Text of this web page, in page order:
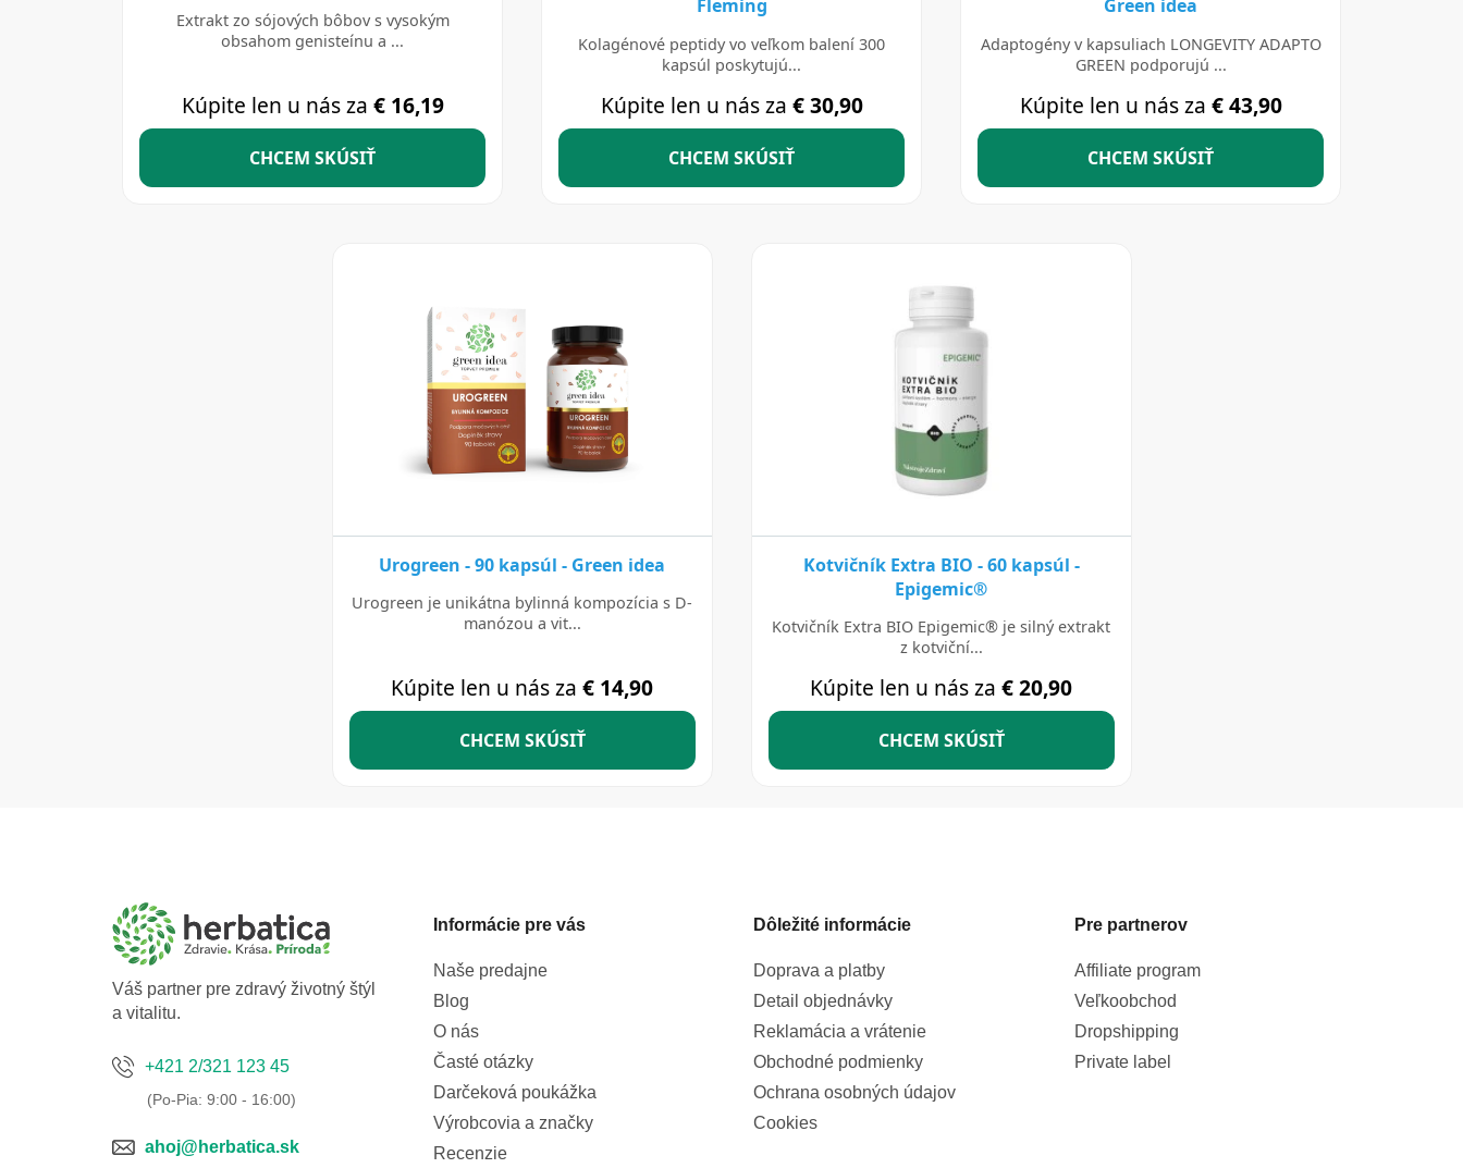
Váš partner pre zdravý životný štýl
a vitalitu.
+421 2/321 123 45
ahoj@herbatica.sk
Informácie pre vás
Naše predajne
Blog
O nás
Časté otázky
Darčeková poukážka
Výrobcovia a značky
Recenzie
Dôležité informácie
Doprava a platby
Detail objednávky
Reklamácia a vrátenie
Obchodné podmienky
Ochrana osobných údajov
Cookies
Pre partnerov
Affiliate program
Veľkoobchod
Dropshipping
Private label